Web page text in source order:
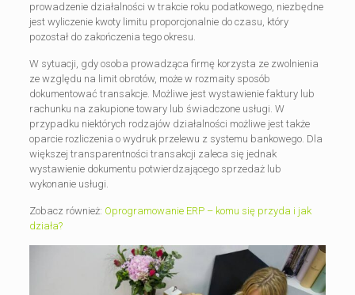
prowadzenie działalności w trakcie roku podatkowego, niezbędne
jest wyliczenie kwoty limitu proporcjonalnie do czasu, który
pozostał do zakończenia tego okresu.
W sytuacji, gdy osoba prowadząca firmę korzysta ze zwolnienia
ze względu na limit obrotów, może w rozmaity sposób
dokumentować transakcje. Możliwe jest wystawienie faktury lub
rachunku na zakupione towary lub świadczone usługi. W
przypadku niektórych rodzajów działalności możliwe jest także
oparcie rozliczenia o wydruk przelewu z systemu bankowego. Dla
większej transparentności transakcji zaleca się jednak
wystawienie dokumentu potwierdzającego sprzedaż lub
wykonanie usługi.
Zobacz również: Oprogramowanie ERP – komu się przyda i jak
działa?